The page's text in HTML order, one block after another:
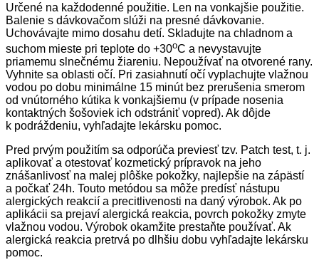
Určené na každodenné použitie. Len na vonkajšie použitie.
Balenie s dávkovačom slúži na presné dávkovanie.
Uchovávajte mimo dosahu detí. Skladujte na chladnom a
suchom mieste pri teplote do +30oC a nevystavujte
priamemu slnečnému žiareniu. Nepoužívať na otvorené rany.
Vyhnite sa oblasti očí. Pri zasiahnutí očí vyplachujte vlažnou
vodou po dobu minimálne 15 minút bez prerušenia smerom
od vnútorného kútika k vonkajšiemu (v prípade nosenia
kontaktných šošoviek ich odstrániť vopred). Ak dôjde
k podráždeniu, vyhľadajte lekársku pomoc.
Pred prvým použitím sa odporúča previesť tzv. Patch test, t. j.
aplikovať a otestovať kozmetický prípravok na jeho
znášanlivosť na malej plôške pokožky, najlepšie na zápästí
a počkať 24h. Touto metódou sa môže predísť nástupu
alergických reakcií a precitlivenosti na daný výrobok. Ak po
aplikácii sa prejaví alergická reakcia, povrch pokožky zmyte
vlažnou vodou. Výrobok okamžite prestaňte používať. Ak
alergická reakcia pretrvá po dlhšiu dobu vyhľadajte lekársku
pomoc.